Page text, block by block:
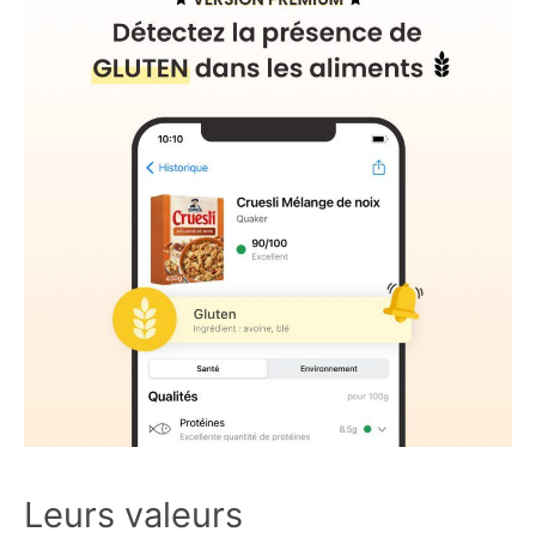
Leurs valeurs